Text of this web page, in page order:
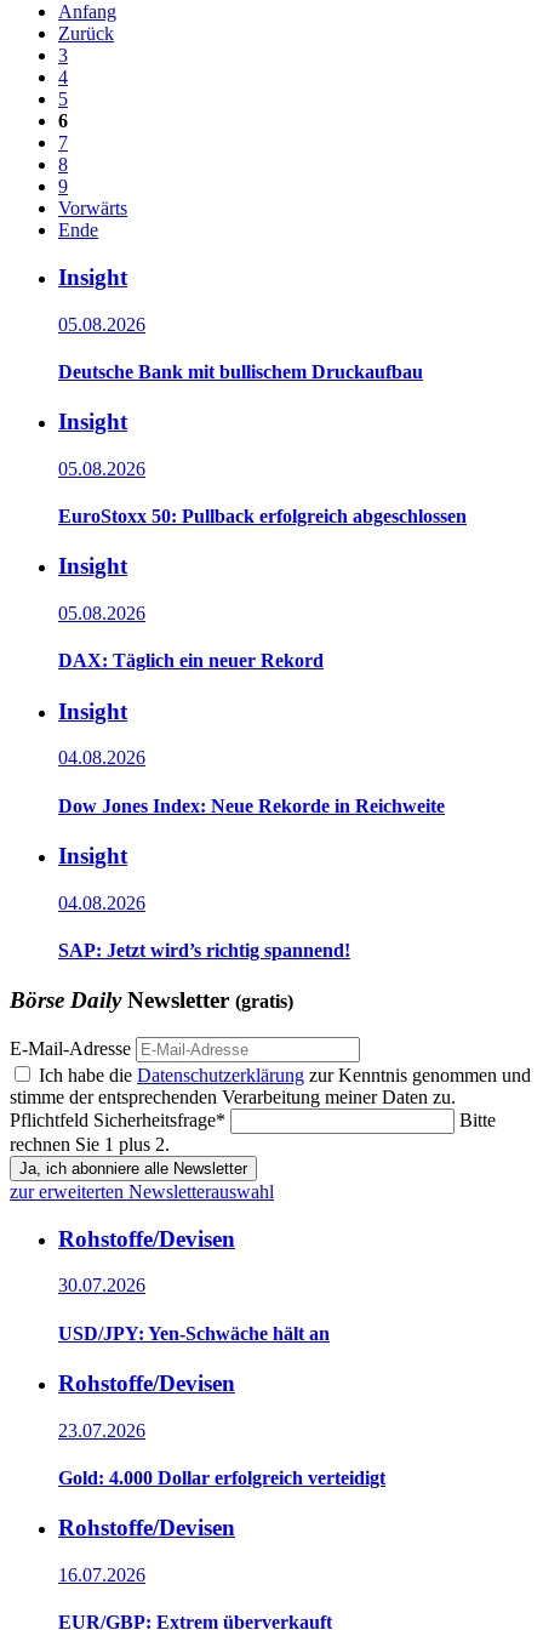
Anfang
Zurück
3
4
5
6
7
8
9
Vorwärts
Ende
Insight
05.08.2026
Deutsche Bank mit bullischem Druckaufbau
Insight
05.08.2026
EuroStoxx 50: Pullback erfolgreich abgeschlossen
Insight
05.08.2026
DAX: Täglich ein neuer Rekord
Insight
04.08.2026
Dow Jones Index: Neue Rekorde in Reichweite
Insight
04.08.2026
SAP: Jetzt wird’s richtig spannend!
Börse DailyNewsletter (gratis)
E-Mail-Adresse
Ich habe die Datenschutzerklärung zur Kenntnis genommen und
stimme der entsprechenden Verarbeitung meiner Daten zu.
Pflichtfeld Sicherheitsfrage*
Bitte
rechnen Sie 1 plus 2.
Ja, ich abonniere alle Newsletter
zur erweiterten Newsletterauswahl
Rohstoffe/Devisen
30.07.2026
USD/JPY: Yen-Schwäche hält an
Rohstoffe/Devisen
23.07.2026
Gold: 4.000 Dollar erfolgreich verteidigt
Rohstoffe/Devisen
16.07.2026
EUR/GBP: Extrem überverkauft